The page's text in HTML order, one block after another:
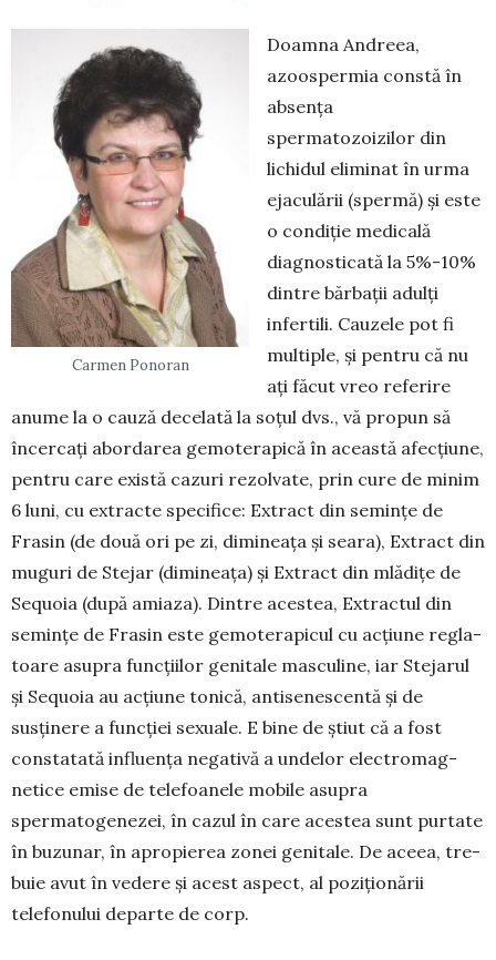
Carmen Ponoran
Doamna Andreea,
azoospermia constă în
ab­sența
spermatozoizilor din
lichidul eliminat în urma
ejaculării (spermă) și este
o condiție medicală
diagnosti­cată la 5%-10%
dintre bărbații adulți
infertili. Cauzele pot fi
multiple, și pentru că nu
ați făcut vreo referire
anume la o cauză decelată la soțul dvs., vă propun să
încercați abor­darea gemoterapică în această afecțiune,
pentru care există cazuri rezolvate, prin cure de minim
6 luni, cu extracte specifice: Extract din semințe de
Frasin (de două ori pe zi, dimineața și seara), Extract din
muguri de Stejar (dimineața) și Ex­tract din mlădițe de
Sequoia (după amiaza). Din­tre acestea, Ex­­tractul din
semințe de Frasin este gemoterapicul cu acțiune re­gla­
toa­re asupra func­țiilor genitale mas­culine, iar Stejarul
și Sequoia au acțiune tonică, antisenescentă și de
susținere a funcției sexuale. E bine de știut că a fost
constatată influența negativă a undelor elec­tro­­mag­
netice emise de telefoanele mo­bile asupra
spermatogenezei, în cazul în care acestea sunt pur­tate
în buzunar, în apropierea zo­nei genitale. De aceea, tre­
buie avut în vedere și acest aspect, al pozi­țio­nării
telefo­nului departe de corp.